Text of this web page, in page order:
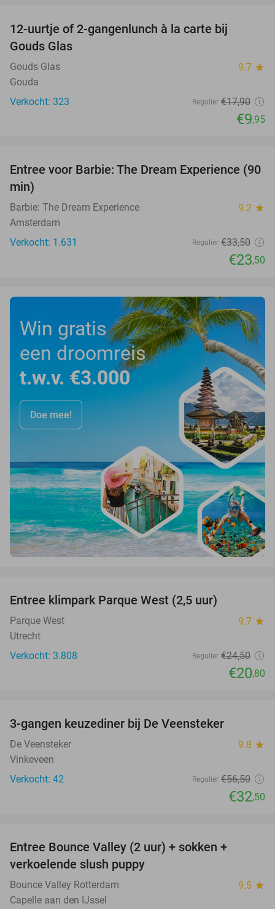
12-uurtje of 2-gangenlunch à la carte bij
Gouds Glas
Gouds Glas 9.7 star
Gouda
Verkocht: 323
Regulier €17,90
€9,95
30%
Entree voor Barbie: The Dream Experience (90
min)
Barbie: The Dream Experience 9.2 star
Amsterdam
Verkocht: 1.631
Regulier €33,50
€23,50
Win gratis
een droomreis
t.w.v. €3.000
Doe mee!
Entree klimpark Parque West (2,5 uur)
Parque West 9.7 star
Utrecht
Verkocht: 3.808
Regulier €24,50
€20,80
3-gangen keuzediner bij De Veensteker
De Veensteker 9.8 star
Vinkeveen
Verkocht: 42
Regulier €56,50
€32,50
Entree Bounce Valley (2 uur) + sokken +
verkoelende slush puppy
Bounce Valley Rotterdam 9.5 star
Capelle aan den IJssel